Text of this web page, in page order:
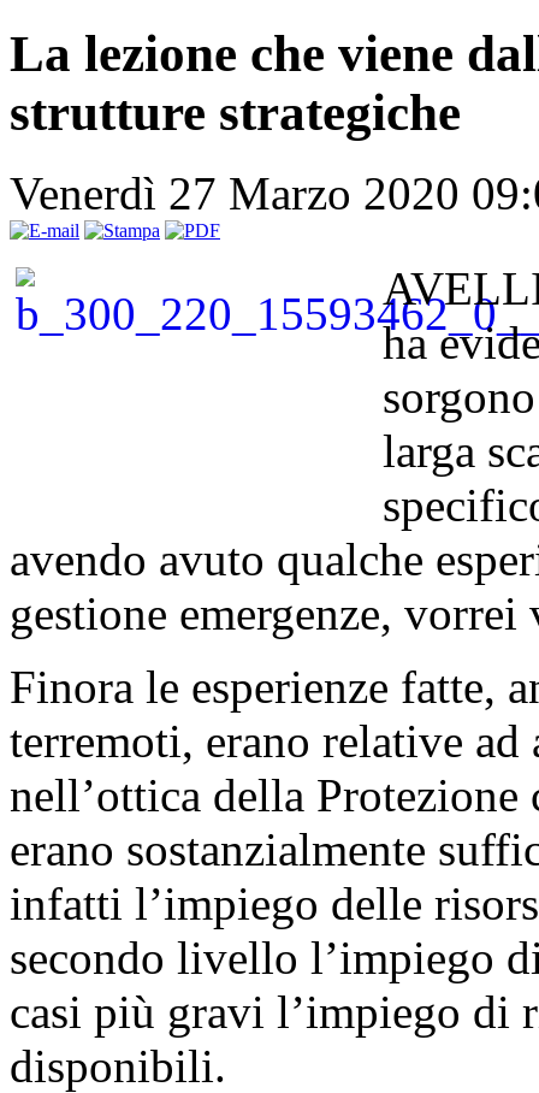
La lezione che viene
strutture strategiche
Venerdì 27 Marzo 2020
ha
larga
avendo avuto qualche
gestione emergenze,
Finora le esperienze fatte,
terremoti, erano relative ad
nell’ottica della
erano sostanzialmente
infatti l’impiego delle
secondo livello l’impiego
casi più gravi l’impiego di
disponibili.